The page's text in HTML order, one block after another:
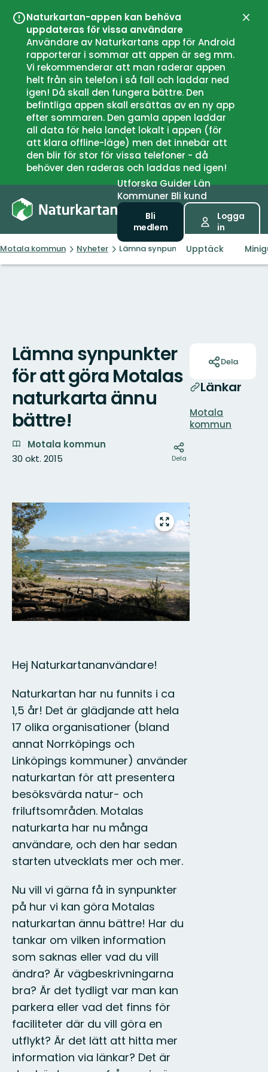
Naturkartan-appen kan behöva
uppdateras för vissa användare
Användare av Naturkartans app för Android
rapporterar i sommar att appen är seg mm.
Vi rekommenderar att man raderar appen
helt från sin telefon i så fall och laddar ned
igen! Då skall den fungera bättre. Den
befintliga appen skall ersättas av en ny app
efter sommaren. Den gamla appen laddar
all data för hela landet lokalt i appen (för
att klara offline-läge) men det innebär att
den blir för stor för vissa telefoner - då
behöver den raderas och laddas ned igen!
UtforskaGuiderLän
Kommuner Bli kund
Bli
medlem
Logga
in
Motala kommun Nyheter Lämna synpunkter för att göra
Upptäck
Lämna synpunkter
för att göra Motalas
naturkarta ännu
bättre!
Motala kommun
30 okt. 2015
Dela
Bilder
Gå
till
Hej Naturkartananvändare!
Naturkartan har nu funnits i ca
1,5 år! Det är glädjande att hela
17 olika organisationer (bland
annat Norrköpings och
Linköpings kommuner) använder
naturkartan för att presentera
besöksvärda natur- och
friluftsområden. Motalas
naturkarta har nu många
användare, och den har sedan
starten utvecklats mer och mer.
Nu vill vi gärna få in synpunkter
på hur vi kan göra Motalas
naturkartan ännu bättre! Har du
tankar om vilken information
som saknas eller vad du vill
ändra? Är vägbeskrivningarna
bra? Är det tydligt var man kan
parkera eller vad det finns för
faciliteter där du vill göra en
utflykt? Är det lätt att hitta mer
information via länkar? Det är
Dela
Länkar
Motala
kommun